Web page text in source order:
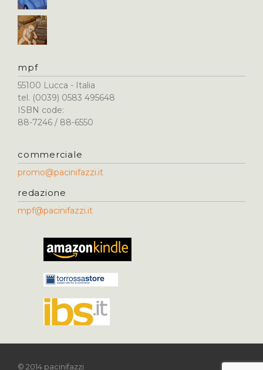
mpf
55100 Lucca - Italia
tel. (0039) 0583 495648
ISBN code:
88-7246 / 88-6550
commerciale
promo@pacinifazzi.it
redazione
mpf@pacinifazzi.it
© 2014 pacinifazzi